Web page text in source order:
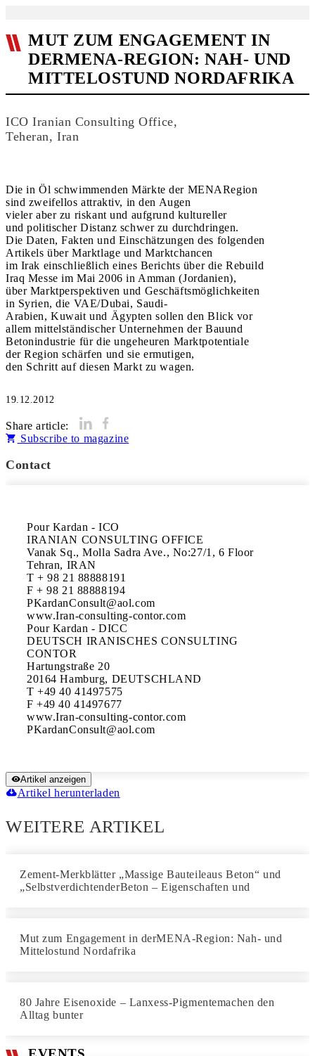
MUT ZUM ENGAGEMENT IN
DERMENA-REGION: NAH- UND
MITTELOSTUND NORDAFRIKA
ICO Iranian Consulting Office,
Teheran, Iran
Die in Öl schwimmenden Märkte der MENARegion
sind zweifellos attraktiv, in den Augen
vieler aber zu riskant und aufgrund kultureller
und politischer Distanz schwer zu durchdringen.
Die Daten, Fakten und Einschätzungen des folgenden
Artikels über Marktlage und Marktchancen
im Irak einschließlich eines Berichts über die Rebuild
Iraq Messe im Mai 2006 in Amman (Jordanien),
über Marktperspektiven und Geschäftsmöglichkeiten
in Syrien, die VAE/Dubai, Saudi-
Arabien, Kuwait und Ägypten sollen den Blick vor
allem mittelständischer Unternehmen der Bauund
Betonindustrie für die ungeheuren Marktpotentiale
der Region schärfen und sie ermutigen,
den Schritt auf diesen Markt zu wagen.
19.12.2012
Share article:
Subscribe to magazine
Contact
Pour Kardan - ICO
IRANIAN CONSULTING OFFICE
Vanak Sq., Molla Sadra Ave., No:27/1, 6 Floor
Tehran, IRAN
T + 98 21 88888191
F + 98 21 88888194
PKardanConsult@aol.com
www.Iran-consulting-contor.com
Pour Kardan - DICC
DEUTSCH IRANISCHES CONSULTING
CONTOR
Hartungstraße 20
20164 Hamburg, DEUTSCHLAND
T +49 40 41497575
F +49 40 41497677
www.Iran-consulting-contor.com
Artikel anzeigen
Artikel herunterladen
WEITERE ARTIKEL
Zement-Merkblätter „Massige Bauteileaus Beton“ und
„SelbstverdichtenderBeton – Eigenschaften und
Mut zum Engagement in derMENA-Region: Nah- und
Mittelostund Nordafrika
80 Jahre Eisenoxide – Lanxess-Pigmentemachen den
Alltag bunter